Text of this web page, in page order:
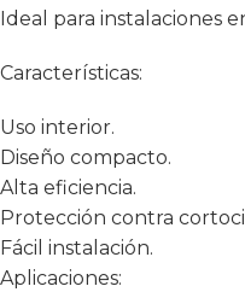
Ideal para instalaciones
Características:
Uso interior.
Diseño compacto.
Alta eficiencia.
Protección contra
Fácil instalación.
Aplicaciones: